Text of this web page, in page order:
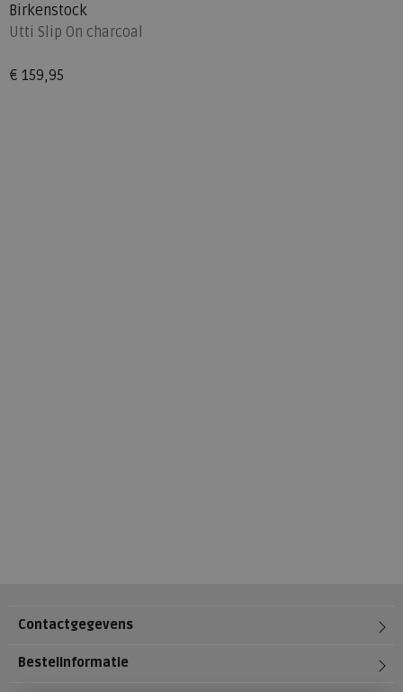
Birkenstock
Utti Slip On charcoal
€ 159,95
Contactgegevens
Bestelinformatie